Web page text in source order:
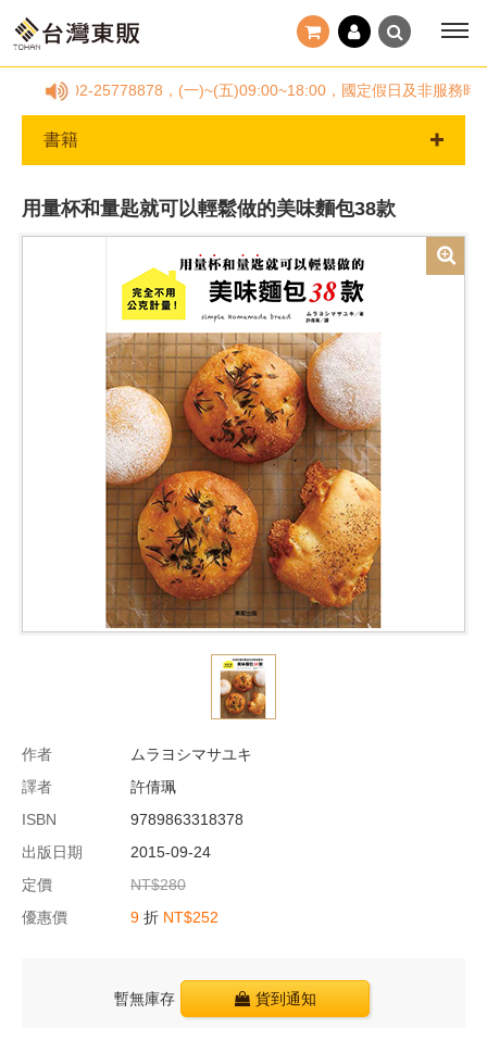
專線02-25778878，(一)~(五)09:00~18:00，國定假日及非服務時間
書籍
用量杯和量匙就可以輕鬆做的美味麵包38款
作者
ムラヨシマサユキ
譯者
許倩珮
ISBN
9789863318378
出版日期
2015-09-24
定價
NT$280
優惠價
9 折 NT$252
暫無庫存 貨到通知